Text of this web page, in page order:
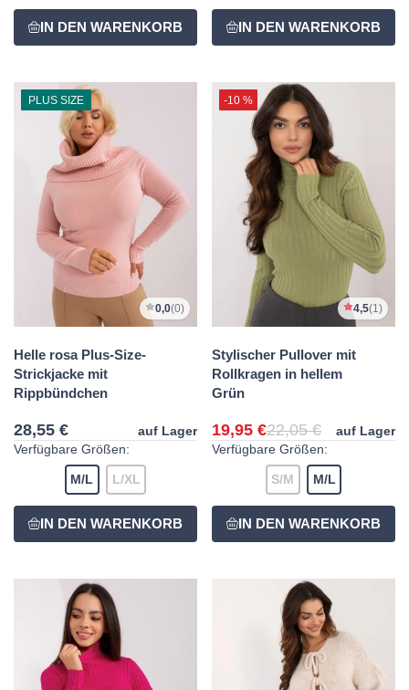
PLUS SIZE
0,0(0)
Helle rosa Plus-Size-
Strickjacke mit
Rippbündchen
28,55 €
auf Lager
Verfügbare Größen:
M/L L/XL
-10 %
4,5(1)
Stylischer Pullover mit
Rollkragen in hellem
Grün
19,95 €22,05 €
auf Lager
Verfügbare Größen:
S/M M/L